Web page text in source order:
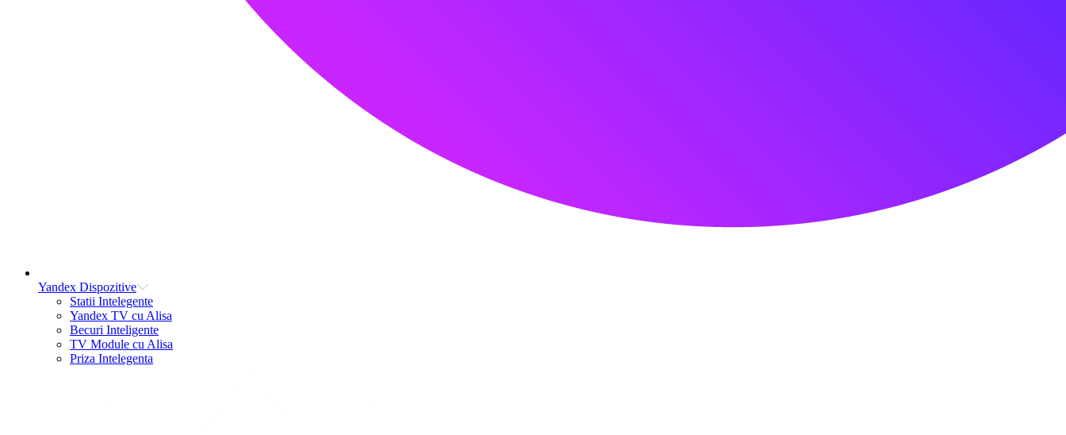
Yandex Dispozitive
Statii Intelegente
Yandex TV cu Alisa
Becuri Inteligente
TV Module cu Alisa
Priza Intelegenta